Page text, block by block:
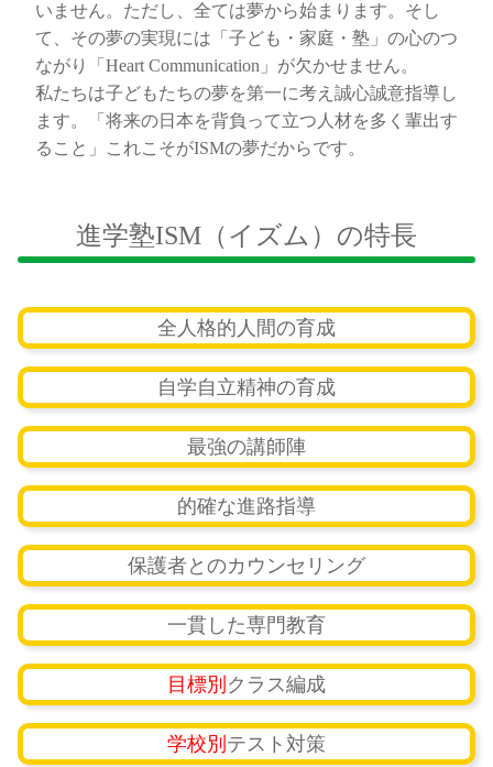
いません。ただし、全ては夢から始まります。そし
て、その夢の実現には「子ども・家庭・塾」の心のつ
ながり「Heart Communication」が欠かせません。
私たちは子どもたちの夢を第一に考え誠心誠意指導し
ます。「将来の日本を背負って立つ人材を多く輩出す
ること」これこそがISMの夢だからです。
進学塾ISM（イズム）の特長
全人格的人間の育成
自学自立精神の育成
最強の講師陣
的確な進路指導
保護者とのカウンセリング
一貫した専門教育
目標別 クラス編成
学校別 テスト対策